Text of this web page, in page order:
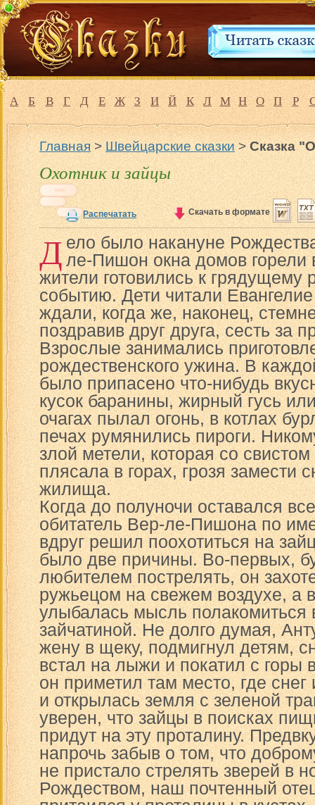
А Б В Г Д Е Ж З И Й К Л М Н О П Р
Главная>Швейцарские сказки>Сказка
Охотник и зайцы
Распечатать Скачать в формате
Дело было накануне
ле-Пишон окна домов горели
жители готовились к грядущему
событию. Дети читали
ждали, когда же, наконец,
поздравив друг друга, сесть за
Взрослые занимались
рождественского ужина. В
было припасено что-нибудь
кусок баранины, жирный гусь
очагах пылал огонь, в котлах
печах румянились пироги.
злой метели, которая со
плясала в горах, грозя замести
жилища.
Когда до полуночи оставался
обитатель Вер-ле-Пишона по
вдруг решил поохотиться на
было две причины. Во-первых,
любителем пострелять, он
ружьецом на свежем воздухе, а
улыбалась мысль полакомиться
зайчатиной. Не долго думая,
жену в щеку, подмигнул детям,
встал на лыжи и покатил с горы
он приметил там место, где
и открылась земля с зеленой
уверен, что зайцы в поисках
придут на эту проталину.
напрочь забыв о том, что
не пристало стрелять зверей в
Рождеством, наш почтенный